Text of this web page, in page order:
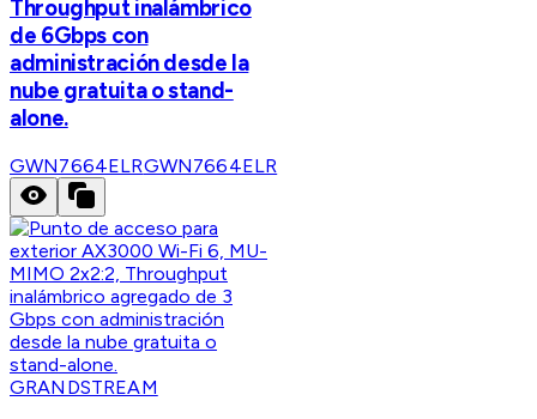
Throughput inalámbrico
de 6Gbps con
administración desde la
nube gratuita o stand-
alone.
GWN7664ELRGWN7664ELR
GRANDSTREAM